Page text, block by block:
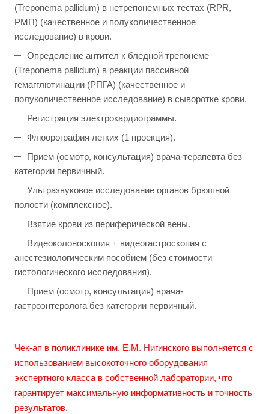
(Treponema pallidum) в нетрепонемных тестах (RPR,
РМП) (качественное и полуколичественное
исследование) в крови.
Определение антител к бледной трепонеме
(Treponema pallidum) в реакции пассивной
гемагглютинации (РПГА) (качественное и
полуколичественное исследование) в сыворотке крови.
Регистрация электрокардиограммы.
Флюорография легких (1 проекция).
Прием (осмотр, консультация) врача-терапевта без
категории первичный.
Ультразвуковое исследование органов брюшной
полости (комплексное).
Взятие крови из периферической вены.
Видеоколоноскопия + видеогастроскопия с
анестезиологическим пособием (без стоимости
гистологического исследования).
Прием (осмотр, консультация) врача-
гастроэнтеролога без категории первичный.
Чек-ап в поликлинике им. Е.М. Нигинского выполняется с
использованием высокоточного оборудования
экспертного класса в собственной лаборатории, что
гарантирует максимальную информативность и точность
результатов.